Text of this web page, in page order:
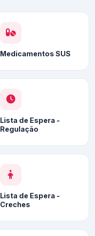
Medicamentos SUS
Lista de Espera -
Regulação
Lista de Espera -
Creches